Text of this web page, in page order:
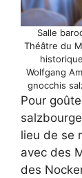
Salle
Théâtre du
Wolfgang
gnocchis
Pour
lieu de se
avec des
des